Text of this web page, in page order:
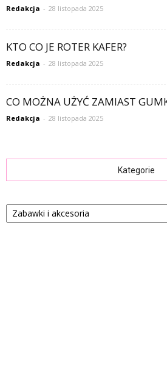
Redakcja - 28 listopada 2025
KTO CO JE ROTER KAFER?
Redakcja - 28 listopada 2025
CO MOŻNA UŻYĆ ZAMIAST
Redakcja - 28 listopada 2025
Kategorie
Kategorie